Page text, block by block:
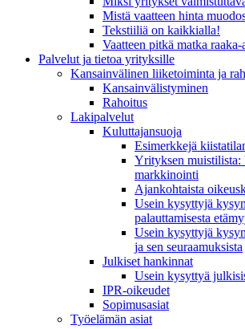
Mistä vaatteen hinta
Tekstiiliä on kaikkialla!
Vaatteen pitkä matka
Palvelut ja tietoa yrityksille
Kansainvälinen liiketoiminta ja
Kansain­välistyminen
Rahoitus
Lakipalvelut
Kuluttajansuoja
Esimerkkejä
Yrityksen
markkinointi
Ajankohtaista
Usein kysyttyjä
palauttamisesta
Usein kysyttyjä
ja sen seuraamuksista
Julkiset hankinnat
Usein kysyttyä
IPR-oikeudet
Sopimusasiat
Työelämän asiat